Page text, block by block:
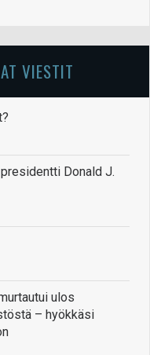
VIESTIT
Donald J.
ulos
– hyökkäsi